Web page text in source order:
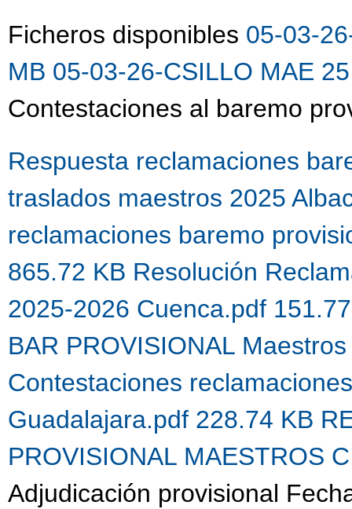
Ficheros disponibles 05-03-
MB 05-03-26-CSILLO MAE
Contestaciones al baremo
Respuesta reclamaciones
traslados maestros 2025
reclamaciones baremo
865.72 KB Resolución
2025-2026 Cuenca.pdf
BAR PROVISIONAL
Contestaciones
Guadalajara.pdf 228.74 KB
PROVISIONAL MAESTROS
Adjudicación provisional